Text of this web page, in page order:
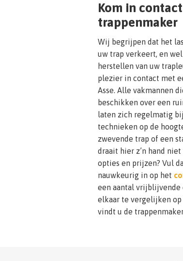
Kom in
trappenmaker
Wij begrijpen dat het
uw trap verkeert, en
herstellen van uw
plezier in contact met
Asse. Alle vakmannen
beschikken over een
laten zich regelmatig
technieken op de
zwevende trap of een
draait hier z’n hand
opties en prijzen? Vul
nauwkeurig in op het
een aantal vrijblijvende
elkaar te vergelijken op
vindt u de